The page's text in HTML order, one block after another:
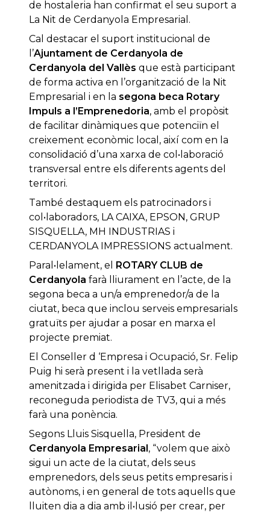
de hostaleria han confirmat el seu suport a
La Nit de Cerdanyola Empresarial.
Cal destacar el suport institucional de
l’Ajuntament de Cerdanyola de
Cerdanyola del Vallès que està participant
de forma activa en l’organització de la Nit
Empresarial i en la segona beca Rotary
Impuls a l’Emprenedoria, amb el propòsit
de facilitar dinàmiques que potenciïn el
creixement econòmic local, així com en la
consolidació d’una xarxa de col•laboració
transversal entre els diferents agents del
territori.
També destaquem els patrocinadors i
col•laboradors, LA CAIXA, EPSON, GRUP
SISQUELLA, MH INDUSTRIAS i
CERDANYOLA IMPRESSIONS actualment.
Paral•lelament, el ROTARY CLUB de
Cerdanyola farà lliurament en l’acte, de la
segona beca a un/a emprenedor/a de la
ciutat, beca que inclou serveis empresarials
gratuïts per ajudar a posar en marxa el
projecte premiat.
El Conseller d ‘Empresa i Ocupació, Sr. Felip
Puig hi serà present i la vetllada serà
amenitzada i dirigida per Elisabet Carniser,
reconeguda periodista de TV3, qui a més
farà una ponència.
Segons Lluis Sisquella, President de
Cerdanyola Empresarial, “volem que això
sigui un acte de la ciutat, dels seus
emprenedors, dels seus petits empresaris i
autònoms, i en general de tots aquells que
lluiten dia a dia amb il•lusió per crear, per